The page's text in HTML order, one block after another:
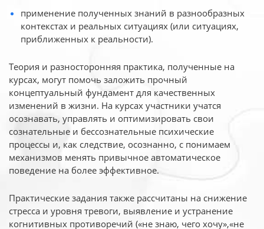
применение полученных знаний в разнообразных
контекстах и реальных ситуациях (или ситуациях,
приближенных к реальности).
Теория и разносторонняя практика, полученные на
курсах, могут помочь заложить прочный
концептуальный фундамент для качественных
изменений в жизни. На курсах участники учатся
осознавать, управлять и оптимизировать свои
сознательные и бессознательные психические
процессы и, как следствие, осознанно, с понимаем
механизмов менять привычное автоматическое
поведение на более эффективное.
Практические задания также рассчитаны на снижение
стресса и уровня тревоги, выявление и устранение
когнитивных противоречий («не знаю, чего хочу»,«не